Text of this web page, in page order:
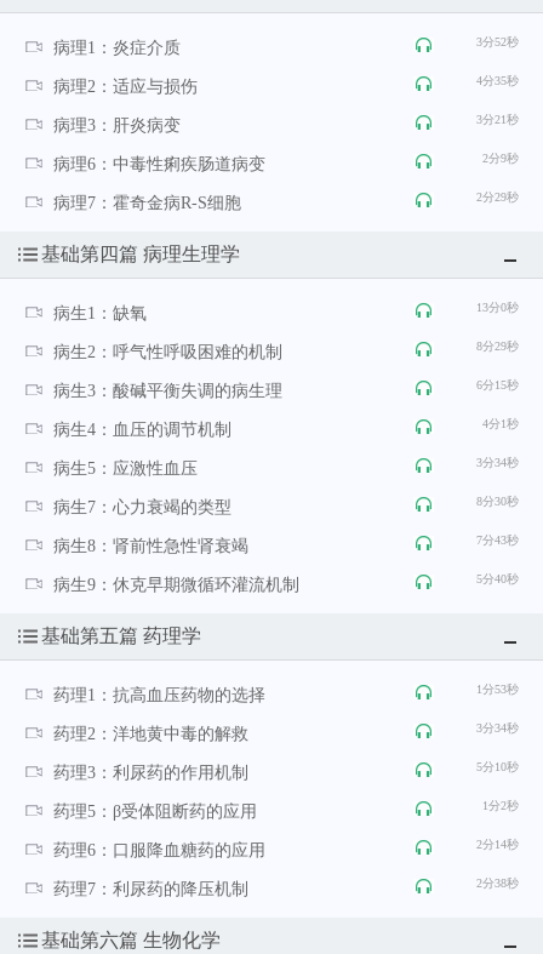
3分52秒
病理1：炎症介质
4分35秒
病理2：适应与损伤
3分21秒
病理3：肝炎病变
2分9秒
病理6：中毒性痢疾肠道病变
2分29秒
病理7：霍奇金病R-S细胞
基础第四篇 病理生理学
13分0秒
病生1：缺氧
8分29秒
病生2：呼气性呼吸困难的机制
6分15秒
病生3：酸碱平衡失调的病生理
4分1秒
病生4：血压的调节机制
3分34秒
病生5：应激性血压
8分30秒
病生7：心力衰竭的类型
7分43秒
病生8：肾前性急性肾衰竭
5分40秒
病生9：休克早期微循环灌流机制
基础第五篇 药理学
1分53秒
药理1：抗高血压药物的选择
3分34秒
药理2：洋地黄中毒的解救
5分10秒
药理3：利尿药的作用机制
1分2秒
药理5：β受体阻断药的应用
2分14秒
药理6：口服降血糖药的应用
2分38秒
药理7：利尿药的降压机制
基础第六篇 生物化学